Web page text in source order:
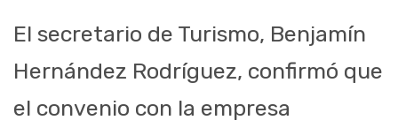
El secretario de Turismo, Benjamín
Hernández Rodríguez, confirmó que
el convenio con la empresa